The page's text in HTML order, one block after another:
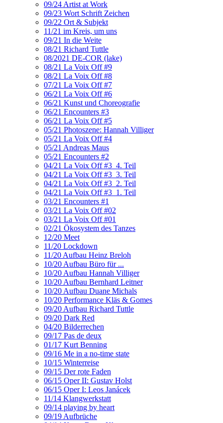
09/24 Artist at Work
09/23 Wort Schrift Zeichen
09/22 Ort & Subjekt
11/21 im Kreis, um uns
09/21 In die Weite
08/21 Richard Tuttle
08/2021 DE-COR (lake)
08/21 La Voix Off #9
08/21 La Voix Off #8
07/21 La Voix Off #7
06/21 La Voix Off #6
06/21 Kunst und Choreografie
06/21 Encounters #3
06/21 La Voix Off #5
05/21 Photoszene: Hannah Villiger
05/21 La Voix Off #4
05/21 Andreas Maus
05/21 Encounters #2
04/21 La Voix Off #3_4. Teil
04/21 La Voix Off #3_3. Teil
04/21 La Voix Off #3_2. Teil
04/21 La Voix Off #3_1. Teil
03/21 Encounters #1
03/21 La Voix Off #02
03/21 La Voix Off #01
02/21 Ökosystem des Tanzes
12/20 Meet
11/20 Lockdown
11/20 Aufbau Heinz Breloh
10/20 Aufbau Büro für ...
10/20 Aufbau Hannah Villiger
10/20 Aufbau Bernhard Leitner
10/20 Aufbau Duane Michals
10/20 Performance Kläs & Gomes
09/20 Aufbau Richard Tuttle
09/20 Dark Red
04/20 Bilderrechen
09/17 Pas de deux
01/17 Kurt Benning
09/16 Me in a no-time state
10/15 Winterreise
09/15 Der rote Faden
06/15 Oper II: Gustav Holst
06/15 Oper I: Leos Janácek
11/14 Klangwerkstatt
09/14 playing by heart
09/19 Aufbrüche